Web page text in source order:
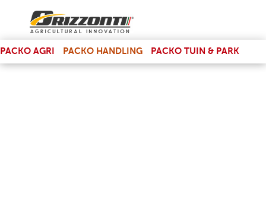
PACKO AGRI PACKO HANDLING PACKO TUIN & PARK